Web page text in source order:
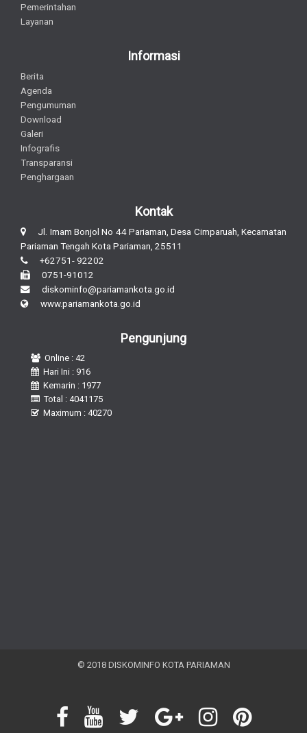
Pemerintahan
Layanan
Informasi
Berita
Agenda
Pengumuman
Download
Galeri
Infografis
Transparansi
Penghargaan
Kontak
Jl. Imam Bonjol No 44 Pariaman, Desa Cimparuah, Kecamatan
Pariaman Tengah Kota Pariaman, 25511
+62751- 92202
0751-91012
diskominfo@pariamankota.go.id
www.pariamankota.go.id
Pengunjung
Online : 42
Hari Ini : 916
Kemarin : 1977
Total : 4041175
Maximum : 40270
© 2018 DISKOMINFO KOTA PARIAMAN